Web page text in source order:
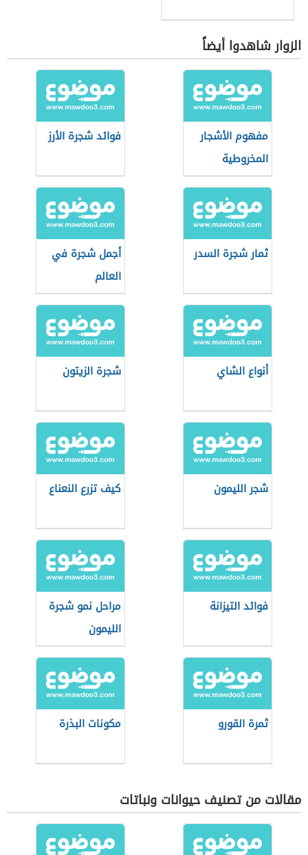
الزوار شاهدوا أيضاً
مفهوم الأشجار
المخروطية
والإبرية الأوراق
فوائد شجرة الأرز
ثمار شجرة السدر
أجمل شجرة في
العالم
أنواع الشاي شجرة الزيتون
شجر الليمون كيف تزرع النعناع
فوائد التيزانة
مراحل نمو شجرة
الليمون
ثمرة القورو مكونات البذرة
مقالات من تصنيف حيوانات ونباتات